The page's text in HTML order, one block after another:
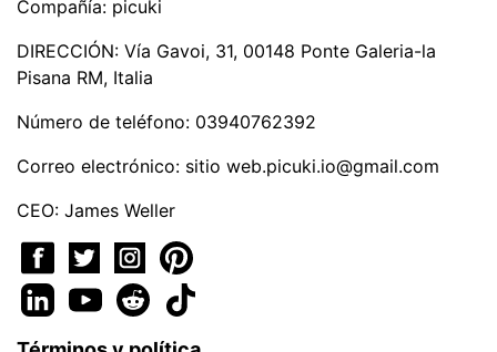
Compañía: picuki
DIRECCIÓN: Vía Gavoi, 31, 00148 Ponte Galeria-la
Pisana RM, Italia
Número de teléfono: 03940762392
Correo electrónico: sitio web.picuki.io@gmail.com
CEO: James Weller